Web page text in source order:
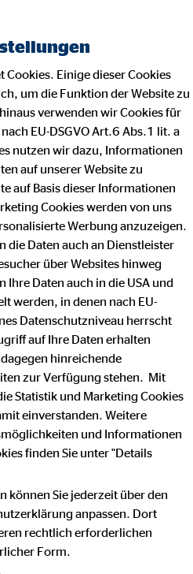
von:
AG
wiehl-christoph-
über
Moschitz
D-QQRF-SUDT3-
Cookies. Einige dieser Cookies
um die Funktion der Website zu
verwenden wir Cookies für
EU-DSGVO Art.6 Abs.1 lit. a
nutzen wir dazu, Informationen
auf unserer Website zu
auf Basis dieser Informationen
Cookies werden von uns
Werbung anzuzeigen.
die Daten auch an Dienstleister
über Websites hinweg
Daten auch in die USA und
werden, in denen nach EU-
Datenschutzniveau herrscht
auf Ihre Daten erhalten
hinreichende
zur Verfügung stehen. Mit
Statistik und Marketing Cookies
einverstanden. Weitere
und Informationen
finden Sie unter "Details
können Sie jederzeit über den
anpassen. Dort
rechtlich erforderlichen
Form.